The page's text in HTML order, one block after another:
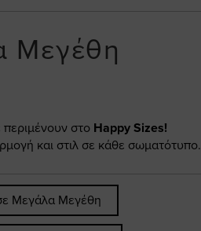
Μεγέθη
περιμένουν στο Happy Sizes!
και στιλ σε κάθε σωματότυπο.
Μεγάλα Μεγέθη